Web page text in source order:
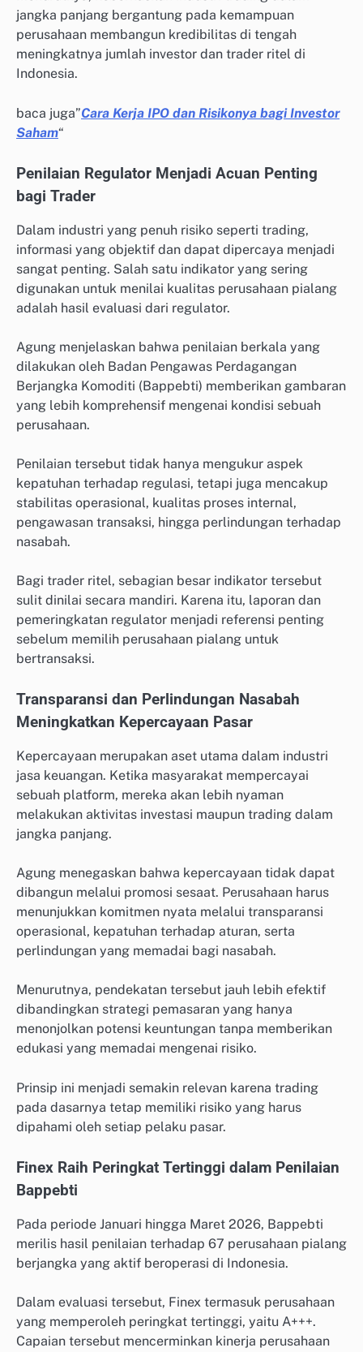
jangka panjang bergantung pada kemampuan
perusahaan membangun kredibilitas di tengah
meningkatnya jumlah investor dan trader ritel di
Indonesia.
baca juga”Cara Kerja IPO dan Risikonya bagi Investor
Saham“
Penilaian Regulator Menjadi Acuan Penting
bagi Trader
Dalam industri yang penuh risiko seperti trading,
informasi yang objektif dan dapat dipercaya menjadi
sangat penting. Salah satu indikator yang sering
digunakan untuk menilai kualitas perusahaan pialang
adalah hasil evaluasi dari regulator.
Agung menjelaskan bahwa penilaian berkala yang
dilakukan oleh Badan Pengawas Perdagangan
Berjangka Komoditi (Bappebti) memberikan gambaran
yang lebih komprehensif mengenai kondisi sebuah
perusahaan.
Penilaian tersebut tidak hanya mengukur aspek
kepatuhan terhadap regulasi, tetapi juga mencakup
stabilitas operasional, kualitas proses internal,
pengawasan transaksi, hingga perlindungan terhadap
nasabah.
Bagi trader ritel, sebagian besar indikator tersebut
sulit dinilai secara mandiri. Karena itu, laporan dan
pemeringkatan regulator menjadi referensi penting
sebelum memilih perusahaan pialang untuk
bertransaksi.
Transparansi dan Perlindungan Nasabah
Meningkatkan Kepercayaan Pasar
Kepercayaan merupakan aset utama dalam industri
jasa keuangan. Ketika masyarakat mempercayai
sebuah platform, mereka akan lebih nyaman
melakukan aktivitas investasi maupun trading dalam
jangka panjang.
Agung menegaskan bahwa kepercayaan tidak dapat
dibangun melalui promosi sesaat. Perusahaan harus
menunjukkan komitmen nyata melalui transparansi
operasional, kepatuhan terhadap aturan, serta
perlindungan yang memadai bagi nasabah.
Menurutnya, pendekatan tersebut jauh lebih efektif
dibandingkan strategi pemasaran yang hanya
menonjolkan potensi keuntungan tanpa memberikan
edukasi yang memadai mengenai risiko.
Prinsip ini menjadi semakin relevan karena trading
pada dasarnya tetap memiliki risiko yang harus
dipahami oleh setiap pelaku pasar.
Finex Raih Peringkat Tertinggi dalam Penilaian
Bappebti
Pada periode Januari hingga Maret 2026, Bappebti
merilis hasil penilaian terhadap 67 perusahaan pialang
berjangka yang aktif beroperasi di Indonesia.
Dalam evaluasi tersebut, Finex termasuk perusahaan
yang memperoleh peringkat tertinggi, yaitu A+++.
Capaian tersebut mencerminkan kinerja perusahaan